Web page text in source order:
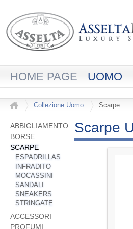
HOME PAGE UOMO
Collezione Uomo Scarpe
ABBIGLIAMENTO
BORSE
SCARPE
ESPADRILLAS
INFRADITO
MOCASSINI
SANDALI
SNEAKERS
STRINGATE
ACCESSORI
PROFUMI
Scarpe